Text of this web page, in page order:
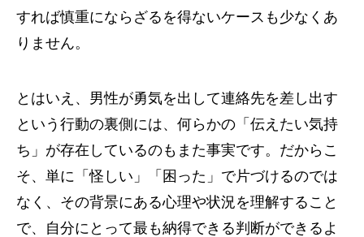
すれば慎重にならざるを得ないケースも少なくあ
りません。
とはいえ、男性が勇気を出して連絡先を差し出す
という行動の裏側には、何らかの「伝えたい気持
ち」が存在しているのもまた事実です。だからこ
そ、単に「怪しい」「困った」で片づけるのでは
なく、その背景にある心理や状況を理解すること
で、自分にとって最も納得できる判断ができるよ